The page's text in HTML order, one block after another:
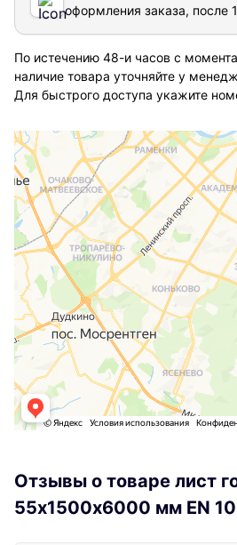
оформления заказа, после
По истечению 48-и часов с
наличие товара уточняйте у
Для быстрого доступа укажите
Отзывы о товаре лист
55х1500х6000 мм EN